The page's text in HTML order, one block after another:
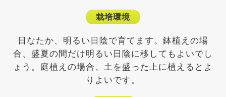
栽培環境
日なたか、明るい日陰で育てます。鉢植えの場
合、盛夏の間だけ明るい日陰に移してもよいでし
ょう。庭植えの場合、土を盛った上に植えるとよ
りよいです。